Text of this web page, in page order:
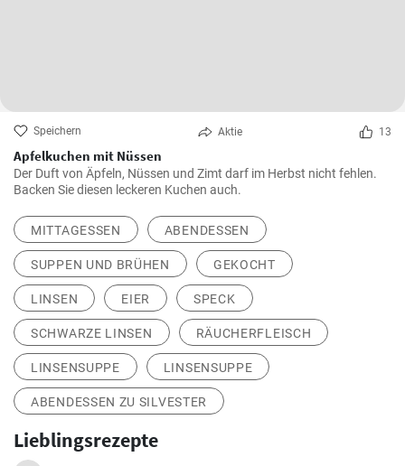
Speichern Aktie 13
Apfelkuchen mit Nüssen
Der Duft von Äpfeln, Nüssen und Zimt darf im Herbst nicht fehlen.
Backen Sie diesen leckeren Kuchen auch.
MITTAGESSEN ABENDESSEN
SUPPEN UND BRÜHEN GEKOCHT
LINSEN EIER SPECK
SCHWARZE LINSEN RÄUCHERFLEISCH
LINSENSUPPE LINSENSUPPE
ABENDESSEN ZU SILVESTER
Lieblingsrezepte